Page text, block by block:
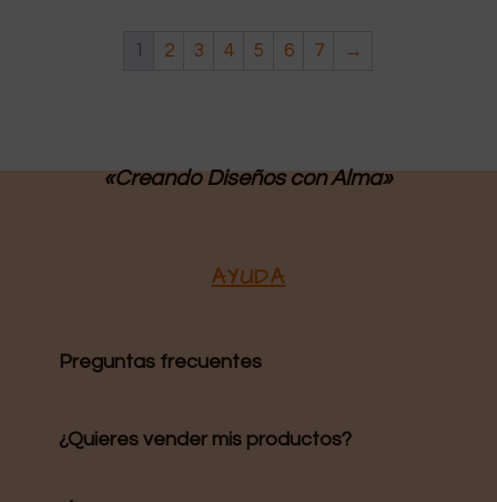
1 2 3 4 5 6 7 →
«Creando Diseños con Alma»
AYUDA
Preguntas frecuentes
¿Quieres vender mis productos?